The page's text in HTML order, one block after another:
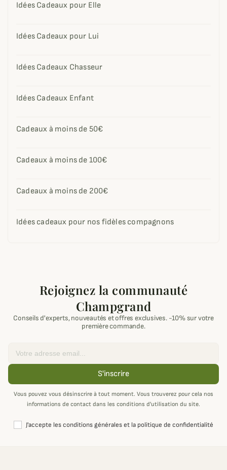
Idées Cadeaux pour Elle
Idées Cadeaux pour Lui
Idées Cadeaux Chasseur
Idées Cadeaux Enfant
Cadeaux à moins de 50€
Cadeaux à moins de 100€
Cadeaux à moins de 200€
Idées cadeaux pour nos fidèles compagnons
Rejoignez la communauté
Champgrand
Conseils d'experts, nouveautés et offres exclusives. -10% sur votre
première commande.
S'inscrire
Vous pouvez vous désinscrire à tout moment. Vous trouverez pour cela nos
informations de contact dans les conditions d'utilisation du site.
J'accepte les conditions générales et la politique de confidentialité